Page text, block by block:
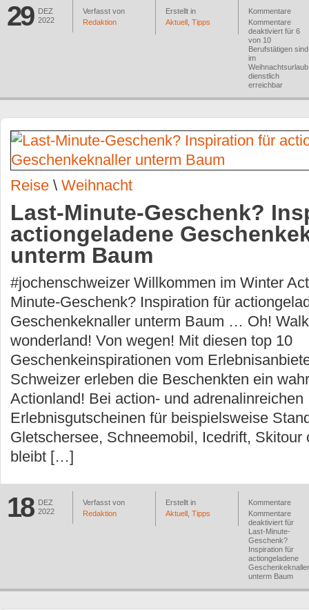
29
DEZ
2022
Verfasst von
Redaktion
Erstellt in
Aktuell Tipps
Kommentare
Kommentare
deaktiviert für 6
von 10
Berufstätigen sind
im
Weihnachtsurlaub
dienstlich
erreichbar
Reise \ Weihnacht
Last-Minute-Geschenk?
actiongeladene
unterm Baum
#jochenschweizer Willkommen im Winter
Minute-Geschenk? Inspiration für
Geschenkeknaller unterm Baum … Oh!
wonderland! Von wegen! Mit diesen top 10
Geschenkeinspirationen vom
Schweizer erleben die Beschenkten ein
Actionland! Bei action- und adrenalinreichen
Erlebnisgutscheinen für beispielsweise
Gletschersee, Schneemobil, Icedrift, Skitour
bleibt […]
18
DEZ
2022
Verfasst von
Redaktion
Erstellt in
Aktuell Tipps
Kommentare
Kommentare
deaktiviert für
Last-Minute-
Geschenk?
Inspiration für
actiongeladene
Geschenkeknaller
unterm Baum